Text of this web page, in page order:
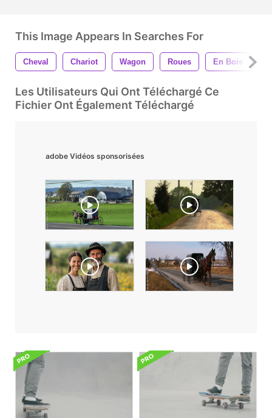
This Image Appears In Searches For
Cheval Chariot Wagon Roues En Bois
Les Utilisateurs Qui Ont Téléchargé Ce
Fichier Ont Également Téléchargé
adobe Vidéos sponsorisées